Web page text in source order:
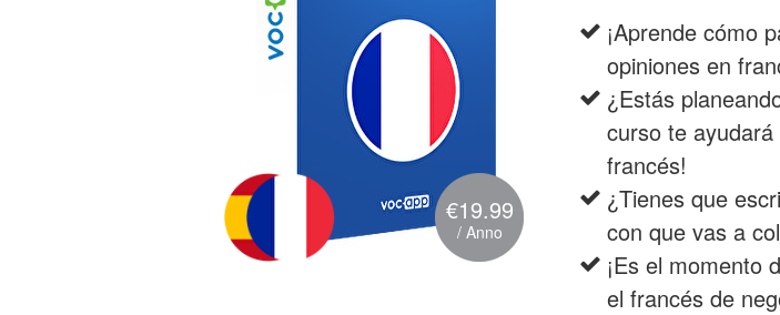
€19.99
/ Anno
¡Aprende cómo
opiniones en
¿Estás
curso te
francés!
¿Tienes que
con que vas a
¡Es el momento
el francés de